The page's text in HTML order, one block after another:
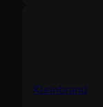
Kleinbrand